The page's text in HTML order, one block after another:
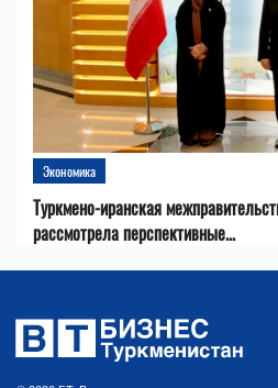
Экономика
Туркмено-иранская
рассмотрела перспективные...